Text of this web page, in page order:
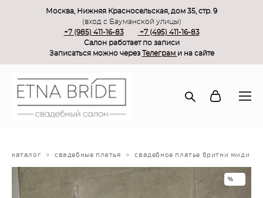
Москва, Нижняя Красносельская, дом 35, стр. 9
(вход с Бауманской улицы)
+7 (985) 411-16-83
+7 (495) 411-16-83
Салон работает по записи
Записаться можно через Телеграм и на сайте
каталог > свадебные платья > свадебное платье бритни миди
%